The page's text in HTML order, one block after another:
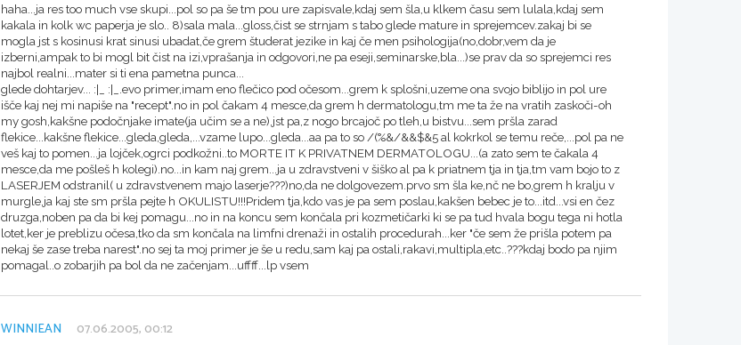
haha...ja res too much vse skupi...pol so pa še tm pou ure zapisvale,kdaj sem šla,u klkem času sem lulala,kdaj sem
kakala in kolk wc paperja je slo.. 8)sala mala...gloss,čist se strnjam s tabo glede mature in sprejemcev.zakaj bi se
mogla jst s kosinusi krat sinusi ubadat,če grem študerat jezike in kaj če men psihologija(no,dobr,vem da je
izberni,ampak to bi mogl bit čist na izi,vprašanja in odgovori,ne pa eseji,seminarske,bla...)se prav da so sprejemci res
najbol realni...mater si ti ena pametna punca...
glede dohtarjev... :|_ :|_.evo primer,imam eno flečico pod očesom...grem k splošni,uzeme ona svojo biblijo in pol ure
išče kaj nej mi napiše na "recept".no in pol čakam 4 mesce,da grem h dermatologu,tm me ta že na vratih zaskoči-oh
my gosh,kakšne podočnjake imate(ja učim se a ne),jst pa,z nogo brcajoč po tleh,u bistvu...sem pršla zarad
flekice...kakšne flekice...gleda,gleda,...vzame lupo...gleda...aa pa to so /(%&/&&$&5 al kokrkol se temu reče,...pol pa ne
veš kaj to pomen...ja lojček,ogrci podkožni..to MORTE IT K PRIVATNEM DERMATOLOGU...(a zato sem te čakala 4
mesce,da me pošleš h kolegi).no...in kam naj grem...ja u zdravstveni v šiško al pa k priatnem tja in tja,tm vam bojo to z
LASERJEM odstranil( u zdravstvenem majo laserje???)no,da ne dolgovezem.prvo sm šla ke,nč ne bo,grem h kralju v
murgle,ja kaj ste sm pršla pejte h OKULISTU!!!Pridem tja,kdo vas je pa sem poslau,kakšen bebec je to...itd...vsi en čez
druzga,noben pa da bi kej pomagu...no in na koncu sem končala pri kozmetičarki ki se pa tud hvala bogu tega ni hotla
lotet,ker je preblizu očesa,tko da sm končala na limfni drenaži in ostalih procedurah...ker "če sem že prišla potem pa
nekaj še zase treba narest".no sej ta moj primer je še u redu,sam kaj pa ostali,rakavi,multipla,etc..???kdaj bodo pa njim
pomagal..o zobarjih pa bol da ne začenjam...uffff...lp vsem
WINNIEAN 07.06.2005, 00:12